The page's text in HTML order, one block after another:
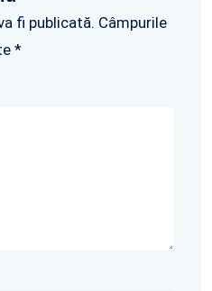
fi publicată. Câmpurile
*